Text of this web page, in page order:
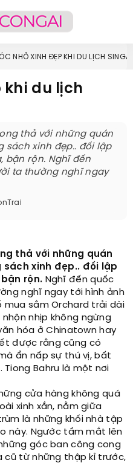
NHỎ XINH ĐẸP KHI DU LỊCH
khi du lịch
thả với những quán
sách xinh đẹp.. đối lập
bận rộn. Nghĩ đến
ta thường nghĩ ngay
thả với những quán
xinh đẹp.. đối lập
rộn. Nghĩ đến quốc
nghĩ ngay tới hình ảnh
mua sắm Orchard trải dài
nhịp không ngừng
hóa ở Chinatown hay
được rằng cũng có
ẩn nấp sự thú vị, bất
Bahru là một nơi
cửa hàng không quá
xinh xắn, nằm giữa
là những khối nhà tập
này. Ngước tầm mắt lên
góc ban công cong
cũ từ những thập kỉ trước,